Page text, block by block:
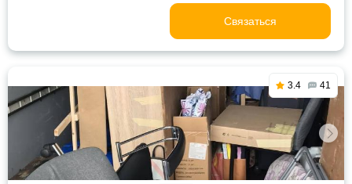
Связаться
3.4 41